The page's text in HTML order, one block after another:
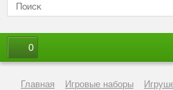
0
Главная Игровые наборы